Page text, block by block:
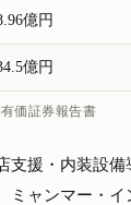
億円
億円
価証券報告書
支援・内装設
ミャンマー・